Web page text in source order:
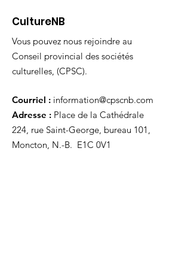
CultureNB
Vous pouvez nous rejoindre au
Conseil provincial des sociétés
culturelles, (CPSC).
Courriel : information@cpscnb.com
Adresse : Place de la Cathédrale
224, rue Saint-George, bureau 101,
Moncton, N.-B. E1C 0V1